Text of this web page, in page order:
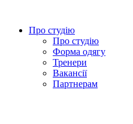
Про студію
Про студію
Форма одягу
Тренери
Вакансії
Партнерам